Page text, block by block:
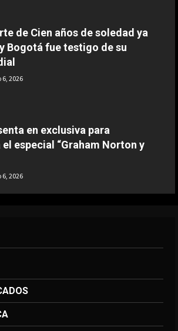
diciembre, pero quería escuchar a
mi cuerpo”
Agosto 6, 2026
del Al-Hilal
Agosto 6, 2026
de Cien años de soledad ya
Bogotá fue testigo de su
6, 2026
en exclusiva para
especial “Graham Norton y
6, 2026